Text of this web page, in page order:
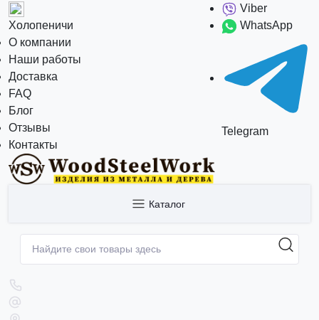
Холопеничи
О компании
Наши работы
Доставка
FAQ
Блог
Отзывы
Контакты
Viber
WhatsApp
Telegram
Каталог